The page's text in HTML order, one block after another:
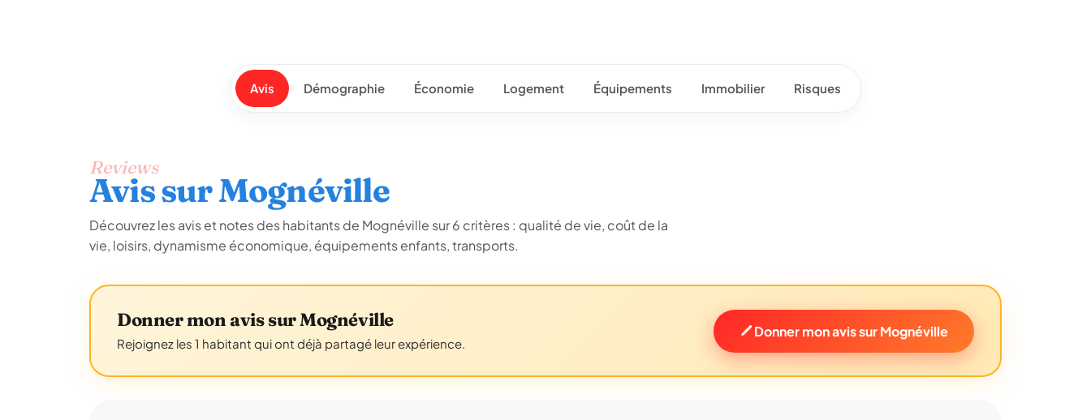
Avis Démographie Économie Logement Équipements Immobilier Risques
Reviews
Avis sur Mognéville
Découvrez les avis et notes des habitants de Mognéville sur 6 critères : qualité de vie, coût de la
vie, loisirs, dynamisme économique, équipements enfants, transports.
Donner mon avis sur Mognéville
Rejoignez les 1 habitant qui ont déjà partagé leur expérience.
Donner mon avis sur Mognéville